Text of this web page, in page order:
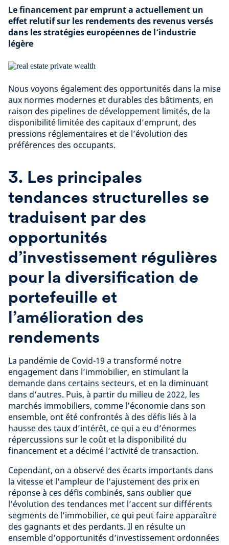
Le financement par emprunt a actuellement un
effet relutif sur les rendements des revenus versés
dans les stratégies européennes de l’industrie
légère
Nous voyons également des opportunités dans la mise
aux normes modernes et durables des bâtiments, en
raison des pipelines de développement limités, de la
disponibilité limitée des capitaux d’emprunt, des
pressions réglementaires et de l’évolution des
préférences des occupants.
3. Les principales
tendances structurelles se
traduisent par des
opportunités
d’investissement régulières
pour la diversification de
portefeuille et
l’amélioration des
rendements
La pandémie de Covid-19 a transformé notre
engagement dans l’immobilier, en stimulant la
demande dans certains secteurs, et en la diminuant
dans d’autres. Puis, à partir du milieu de 2022, les
marchés immobiliers, comme l’économie dans son
ensemble, ont été confrontés à des défis liés à la
hausse des taux d’intérêt, ce qui a eu d’énormes
répercussions sur le coût et la disponibilité du
financement et a décimé l’activité de transaction.
Cependant, on a observé des écarts importants dans
la vitesse et l’ampleur de l’ajustement des prix en
réponse à ces défis combinés, sans oublier que
l’évolution des tendances met l’accent sur différents
segments de l’immobilier, ce qui peut faire apparaître
des gagnants et des perdants. Il en résulte un
ensemble d’opportunités d’investissement ordonnées